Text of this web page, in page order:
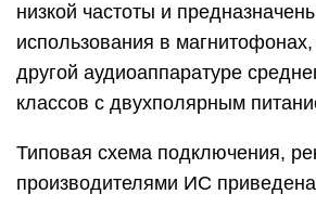
низкой частоты и
использования в
другой аудиоаппаратуре
классов с двухполярным
Типовая схема подключения,
производителями ИС